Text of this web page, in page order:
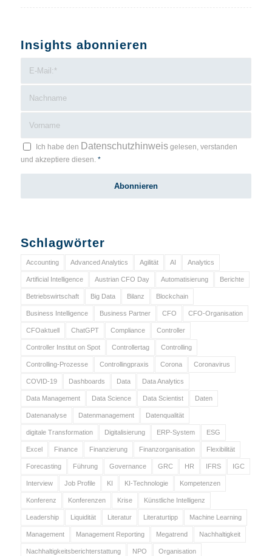
Insights abonnieren
Ich habe den Datenschutzhinweisgelesen, verstanden
und akzeptiere diesen. *
Schlagwörter
Accounting Advanced Analytics Agilität AI Analytics
Artificial Intelligence Austrian CFO Day Automatisierung Berichte
Betriebswirtschaft Big Data Bilanz Blockchain
Business Intelligence Business Partner CFO CFO-Organisation
CFOaktuell ChatGPT Compliance Controller
Controller Institut on Spot Controllertag Controlling
Controlling-Prozesse Controllingpraxis Corona Coronavirus
COVID-19 Dashboards Data Data Analytics
Data Management Data Science Data Scientist Daten
Datenanalyse Datenmanagement Datenqualität
digitale Transformation Digitalisierung ERP-System ESG
Excel Finance Finanzierung Finanzorganisation Flexibilität
Forecasting Führung Governance GRC HR IFRS IGC
Interview Job Profile KI KI-Technologie Kompetenzen
Konferenz Konferenzen Krise Künstliche Intelligenz
Leadership Liquidität Literatur Literaturtipp Machine Learning
Management Management Reporting Megatrend Nachhaltigkeit
Nachhaltigkeitsberichterstattung NPO Organisation